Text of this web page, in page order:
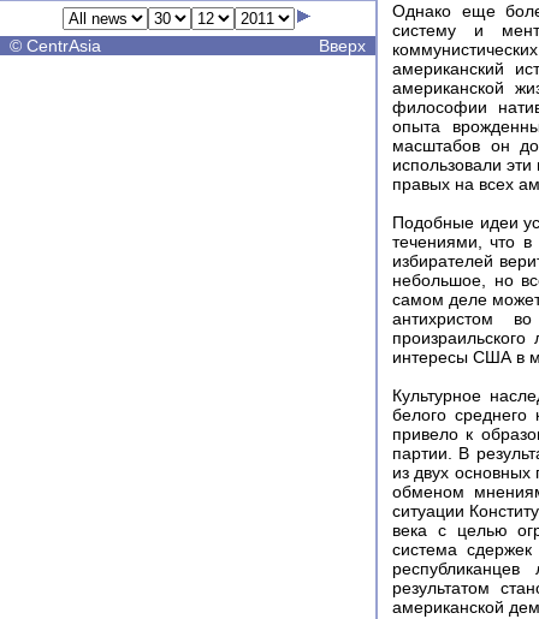
© CentrAsia Вверх
Однако еще
систему и
американский
американской
философии
опыта
масштабов он
использовали
правых на всех
Подобные идеи
течениями, что в
избирателей
небольшое, но
самом деле
антихристом
интересы США в
Культурное
белого среднего
привело к
партии. В
из двух
обменом
ситуации
века с целью
система
результатом
американской